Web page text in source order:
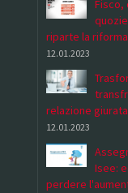
Fisco,
riparte la riforma
12.01.2023
relazione
12.01.2023
Isee:
perdere